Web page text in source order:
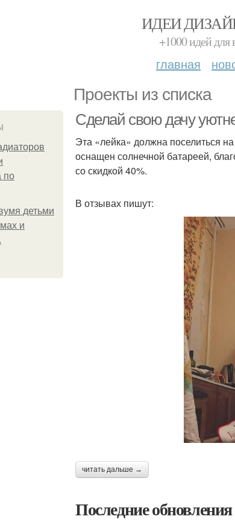
ИДЕИ
+1000 идей для
главная
Проекты из списка
по
детьми
и
Сделай свою дачу
Эта «лейка» должна поселиться
оснащен солнечной батареей,
со скидкой 40%.
В отзывах пишут:
читать дальше →
Последние обновления